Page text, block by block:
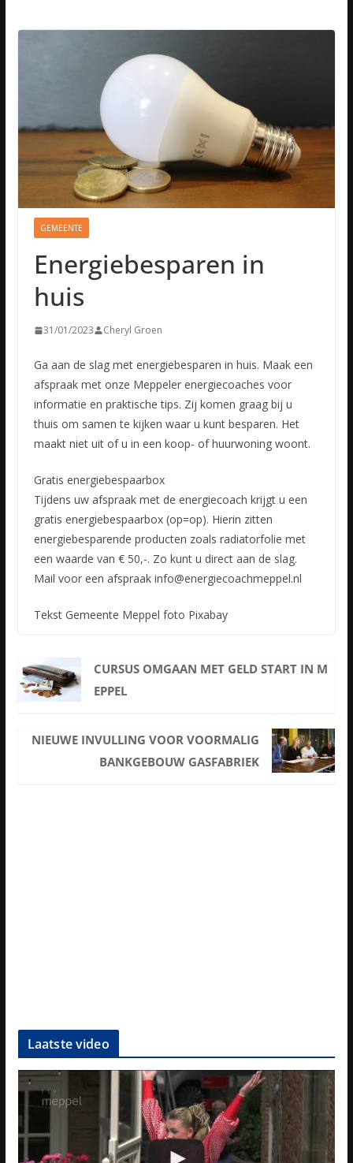
GEMEENTE
Energiebesparen in
huis
31/01/2023 Cheryl Groen
Ga aan de slag met energiebesparen in huis. Maak een
afspraak met onze Meppeler energiecoaches voor
informatie en praktische tips. Zij komen graag bij u
thuis om samen te kijken waar u kunt besparen. Het
maakt niet uit of u in een koop- of huurwoning woont.
Gratis energiebespaarbox
Tijdens uw afspraak met de energiecoach krijgt u een
gratis energiebespaarbox (op=op). Hierin zitten
energiebesparende producten zoals radiatorfolie met
een waarde van € 50,-. Zo kunt u direct aan de slag.
Mail voor een afspraak info@energiecoachmeppel.nl
Tekst Gemeente Meppel foto Pixabay
CURSUS OMGAAN MET GELD START IN M
EPPEL
NIEUWE INVULLING VOOR VOORMALIG
BANKGEBOUW GASFABRIEK
Laatste video